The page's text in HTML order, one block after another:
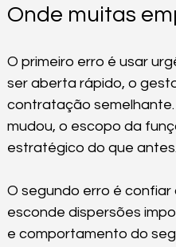
Onde muitas
O primeiro erro é usar
ser aberta rápido, o
contratação
mudou, o escopo da
estratégico do que antes.
O segundo erro é confiar
esconde dispersões
e comportamento do